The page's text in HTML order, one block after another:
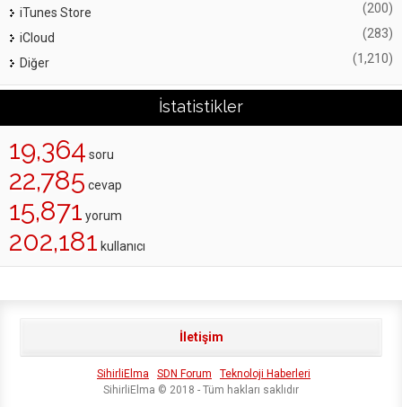
iTunes Store (200)
iCloud (283)
Diğer (1,210)
İstatistikler
19,364 soru
22,785 cevap
15,871 yorum
202,181 kullanıcı
İletişim
SihirliElma SDN Forum
Teknoloji Haberleri
SihirliElma © 2018 - Tüm hakları saklıdır